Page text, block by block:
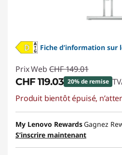
Fiche d’information sur
Prix Web CHF 149.01
CHF 119.03 20% de remise
Bons de réduction en
Code de réduction :SALES
Produit bientôt épuisé,
My Lenovo Rewards Gagnez
S’inscrire maintenant